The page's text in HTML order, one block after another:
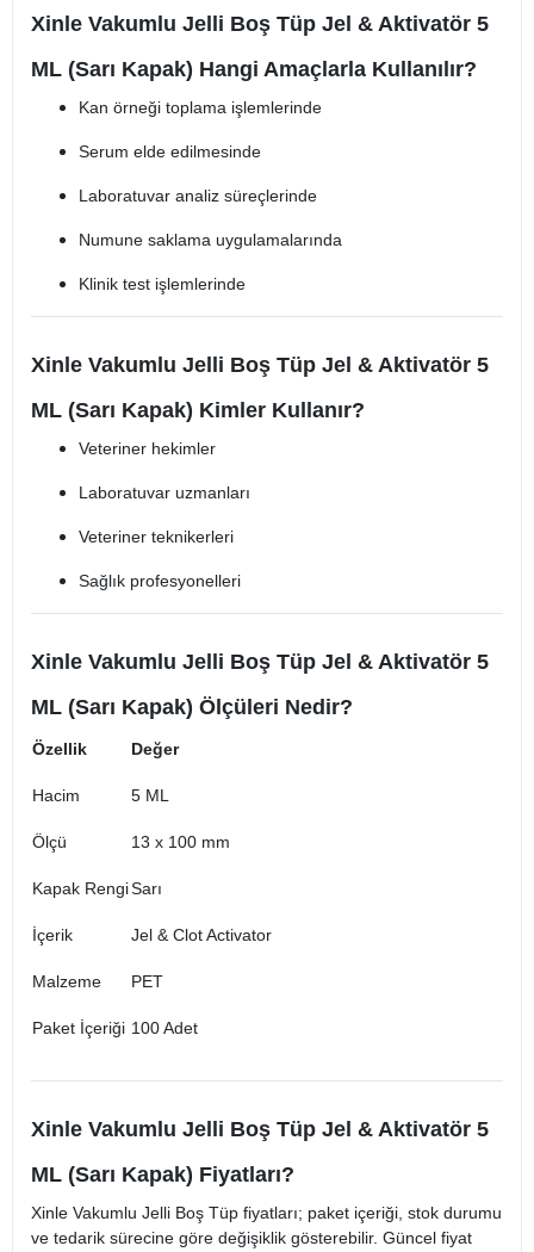
Xinle Vakumlu Jelli Boş Tüp Jel & Aktivatör 5
ML (Sarı Kapak) Hangi Amaçlarla Kullanılır?
Kan örneği toplama işlemlerinde
Serum elde edilmesinde
Laboratuvar analiz süreçlerinde
Numune saklama uygulamalarında
Klinik test işlemlerinde
Xinle Vakumlu Jelli Boş Tüp Jel & Aktivatör 5
ML (Sarı Kapak) Kimler Kullanır?
Veteriner hekimler
Laboratuvar uzmanları
Veteriner teknikerleri
Sağlık profesyonelleri
Xinle Vakumlu Jelli Boş Tüp Jel & Aktivatör 5
ML (Sarı Kapak) Ölçüleri Nedir?
Özellik Değer
Hacim 5 ML
Ölçü 13 x 100 mm
Kapak RengiSarı
İçerik Jel & Clot Activator
Malzeme PET
Paket İçeriği 100 Adet
Xinle Vakumlu Jelli Boş Tüp Jel & Aktivatör 5
ML (Sarı Kapak) Fiyatları?
Xinle Vakumlu Jelli Boş Tüp fiyatları; paket içeriği, stok durumu
ve tedarik sürecine göre değişiklik gösterebilir. Güncel fiyat